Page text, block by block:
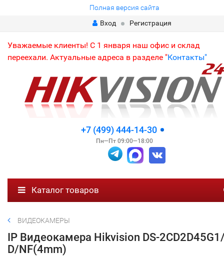
Полная версия сайта
Вход
Регистрация
Уважаемые клиенты! С 1 января наш офис и склад
переехали. Актуальные адреса в разделе "Контакты"
+7 (499) 444-14-30
Пн—Пт 09:00—18:00
Каталог товаров
ВИДЕОКАМЕРЫ
IP Видеокамера Hikvision DS-
D/NF(4mm)